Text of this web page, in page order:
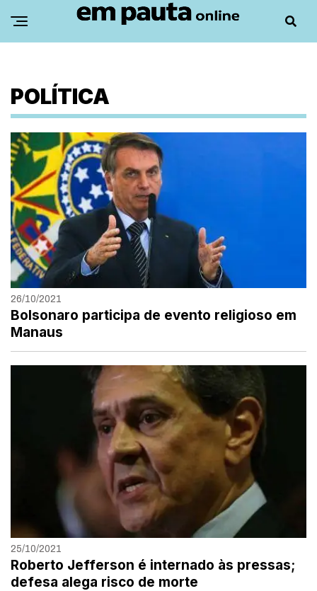
POLÍTICA
26/10/2021
Bolsonaro participa de evento religioso em
Manaus
25/10/2021
Roberto Jefferson é internado às pressas;
defesa alega risco de morte